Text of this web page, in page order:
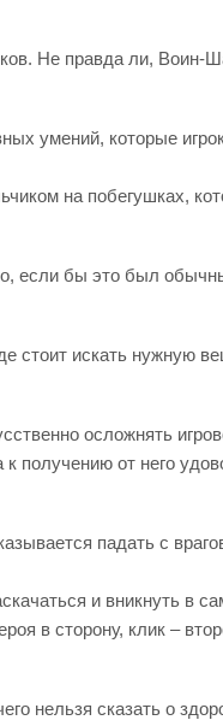
Не правда ли, Воин-
умений, которые
на побегушках,
если бы это был
стоит искать нужную
осложнять
получению от него
падать с
и вникнуть в
в сторону, клик –
нельзя сказать о